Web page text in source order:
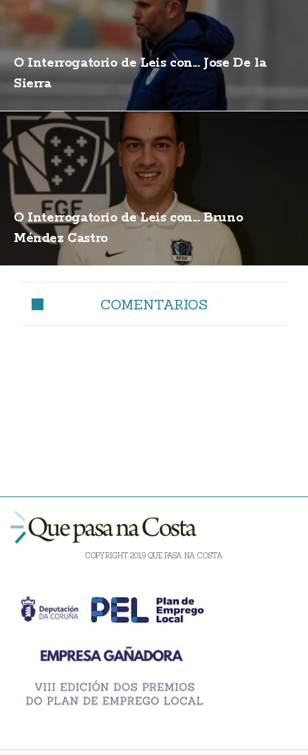
O Interrogatorio de Leis con... Jose De la
Sierra
O Interrogatorio de Leis con... Bruno
Méndez Castro
COMENTARIOS
COPYRIGHT 2019 QUE PASA NA COSTA